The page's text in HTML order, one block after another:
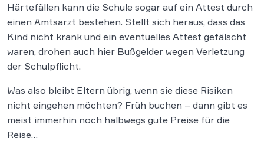
Härtefällen kann die Schule sogar auf ein Attest durch
einen Amtsarzt bestehen. Stellt sich heraus, dass das
Kind nicht krank und ein eventuelles Attest gefälscht
waren, drohen auch hier Bußgelder wegen Verletzung
der Schulpflicht.
Was also bleibt Eltern übrig, wenn sie diese Risiken
nicht eingehen möchten? Früh buchen – dann gibt es
meist immerhin noch halbwegs gute Preise für die
Reise…